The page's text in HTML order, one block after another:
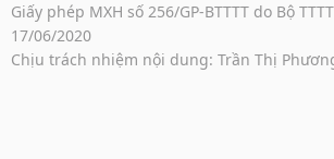
Giấy phép MXH số 256/GP-BTTTT do Bộ
17/06/2020
Chịu trách nhiệm nội dung: Trần Thị